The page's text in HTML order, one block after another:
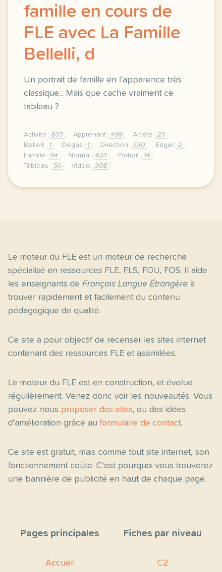
famille en cours de
FLE avec La Famille
Bellelli, d
Un portrait de famille en l’apparence très
classique... Mais que cache vraiment ce
tableau ?
Activité 835 Apprenant 498 Artiste
23
Bellelli
1 Degas 1 Direction 530 Edgar
2
Famille
64 Normal 423 Portrait
14
Tableau
56 Vidéo 308
didomi host didomi components button cursor
Le moteur du FLE est un moteur de recherche
spécialisé en ressources FLE, FLS, FOU, FOS. Il aide
les enseignants de Français Langue Étrangère à
trouver rapidement et facilement du contenu
pédagogique de qualité.
Ce site a pour objectif de recenser les sites internet
contenant des ressources FLE et assimilées.
Le moteur du FLE est en construction, et évolue
régulièrement. Venez donc voir les nouveautés. Vous
pouvez nous proposer des sites, ou des idées
d'amélioration grâce au formulaire de contact.
Ce site est gratuit, mais comme tout site internet, son
fonctionnement coûte. C'est pourquoi vous trouverez
une bannière de publicité en haut de chaque page.
Pages principales
Accueil
Fiches par niveau
C2